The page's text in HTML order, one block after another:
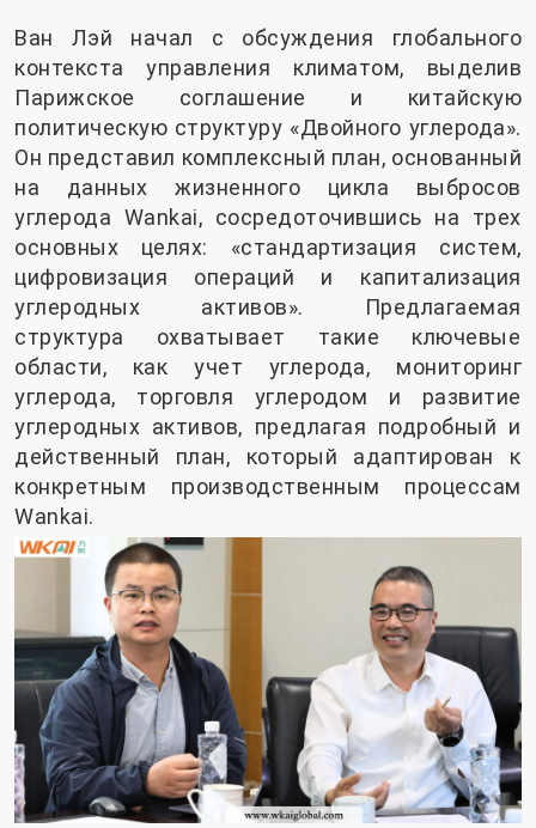
Ван Лэй начал с обсуждения глобального
контекста управления климатом, выделив
Парижское соглашение и китайскую
политическую структуру «Двойного углерода».
Он представил комплексный план, основанный
на данных жизненного цикла выбросов
углерода Wankai, сосредоточившись на трех
основных целях: «стандартизация систем,
цифровизация операций и капитализация
углеродных активов». Предлагаемая
структура охватывает такие ключевые
области, как учет углерода, мониторинг
углерода, торговля углеродом и развитие
углеродных активов, предлагая подробный и
действенный план, который адаптирован к
конкретным производственным процессам
Wankai.